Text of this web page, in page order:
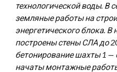
технологической воды. В
земляные работы на
энергетического блока. В
построены стены СЛА до
бетонирование шахты 1 —
начаты монтажные